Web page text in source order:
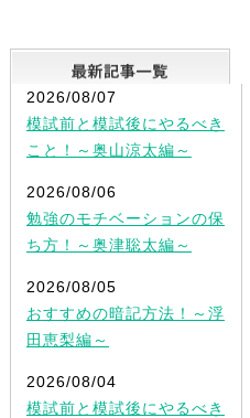
2026/08/07
模試前と模試後にやるべき
こと！～奥山涼太編～
2026/08/06
勉強のモチベーションの保
ち方！～奥津聡太編～
2026/08/05
おすすめの暗記方法！～浮
田恵梨編～
2026/08/04
模試前と模試後にやるべき